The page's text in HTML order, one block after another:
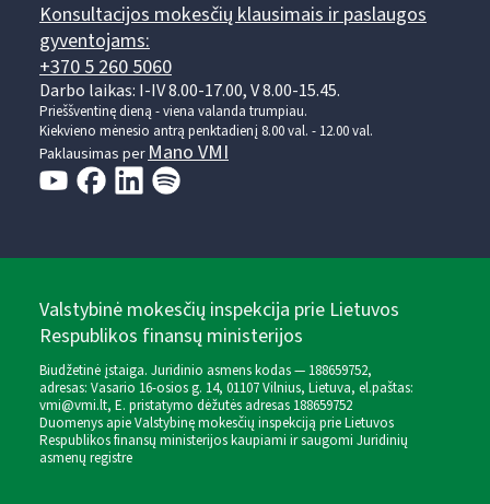
Konsultacijos mokesčių klausimais ir paslaugos
gyventojams:
+370 5 260 5060
Darbo laikas: I-IV 8.00-17.00, V 8.00-15.45.
Prieššventinę dieną - viena valanda trumpiau.
Kiekvieno mėnesio antrą penktadienį 8.00 val. - 12.00 val.
Paklausimas perMano VMI
Valstybinė mokesčių inspekcija prie Lietuvos
Respublikos finansų ministerijos
Biudžetinė įstaiga. Juridinio asmens kodas — 188659752,
adresas: Vasario 16-osios g. 14, 01107 Vilnius, Lietuva, el.paštas:
vmi@vmi.lt, E. pristatymo dėžutės adresas 188659752
Duomenys apie Valstybinę mokesčių inspekciją prie Lietuvos
Respublikos finansų ministerijos kaupiami ir saugomi Juridinių
asmenų registre